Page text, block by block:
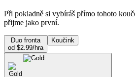
Při pokladně si vybíráš přímo tohoto
přijme jako první.
Duo fronta
od $2.99/hra
Koučink